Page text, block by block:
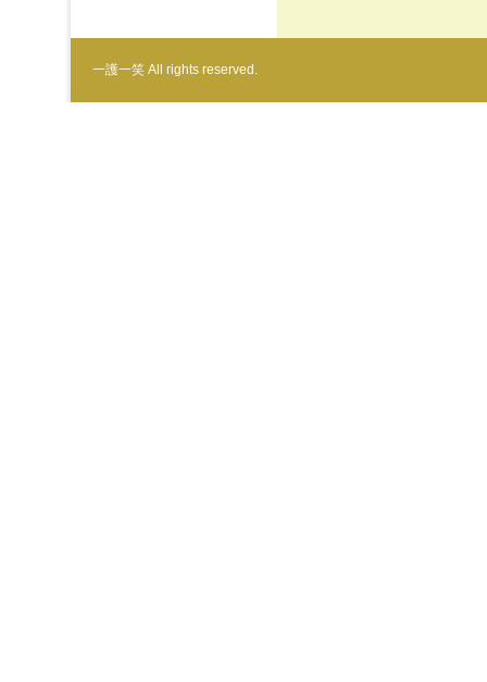
一護一笑 All rights reserved.